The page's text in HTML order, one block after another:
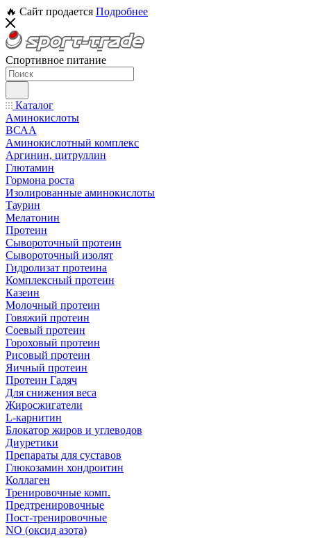
🔥 Сайт продается Подробнее
Спортивное питание
Каталог
Аминокислоты
ВСАА
Аминокислотный комплекс
Аргинин, цитруллин
Глютамин
Гормона роста
Изолированные аминокислоты
Таурин
Мелатонин
Протеин
Сывороточный протеин
Сывороточный изолят
Гидролизат протеина
Комплексный протеин
Казеин
Молочный протеин
Говяжий протеин
Соевый протеин
Гороховый протеин
Рисовый протеин
Яичный протеин
Протеин Гадяч
Для снижения веса
Жиросжигатели
L-карнитин
Блокатор жиров и углеводов
Диуретики
Препараты для суставов
Глюкозамин хондроитин
Коллаген
Тренировочные комп.
Предтренировочные
Пост-тренировочные
NO (оксид азота)